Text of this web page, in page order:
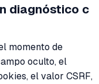
diagnóstico c
momento de
oculto, el
el valor CSRF,